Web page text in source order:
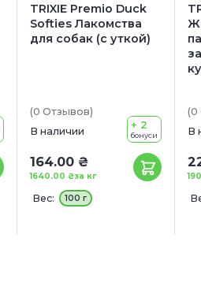
TRIXIE Premio Duck
Softies Лакомства
для собак (с уткой)
(0 Отзывов)
В наличии
164.00 ₴
за кг
1640.00 ₴
+ 2
бонуси
Вес: 100 г
(0
В